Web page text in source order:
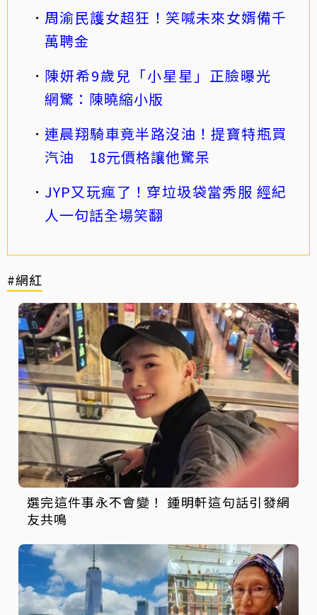
周渝民護女超狂！笑喊未來女婿備千
萬聘金
陳妍希9歲兒「小星星」正臉曝光
網驚：陳曉縮小版
連晨翔騎車竟半路沒油！提寶特瓶買
汽油 18元價格讓他驚呆
JYP又玩瘋了！穿垃圾袋當秀服 經紀
人一句話全場笑翻
#網紅
選完這件事永不會變！ 鍾明軒這句話引發網
友共鳴